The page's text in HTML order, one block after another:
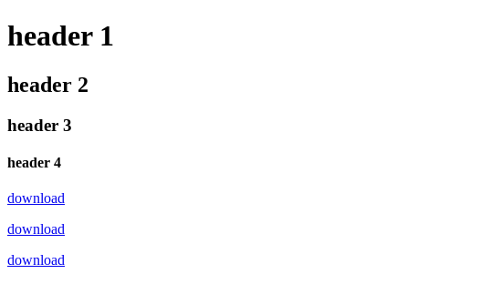
header 1
header 2
header 3
header 4
download
download
download